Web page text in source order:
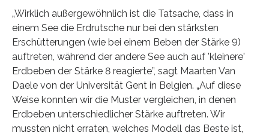
„Wirklich außergewöhnlich ist die Tatsache, dass in
einem See die Erdrutsche nur bei den stärksten
Erschütterungen (wie bei einem Beben der Stärke 9)
auftreten, während der andere See auch auf 'kleinere'
Erdbeben der Stärke 8 reagierte”, sagt Maarten Van
Daele von der Universität Gent in Belgien. „Auf diese
Weise konnten wir die Muster vergleichen, in denen
Erdbeben unterschiedlicher Stärke auftreten. Wir
mussten nicht erraten, welches Modell das Beste ist,